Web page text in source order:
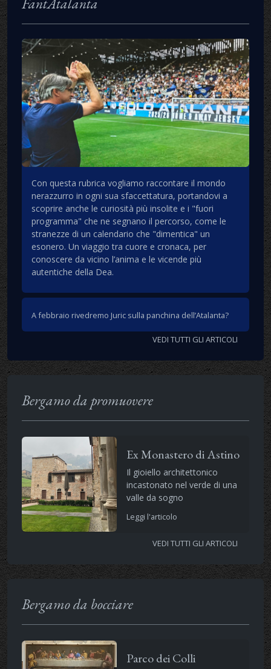
Con questa rubrica vogliamo raccontare il mondo
nerazzurro in ogni sua sfaccettatura, portandovi a
scoprire anche le curiosità più insolite e i "fuori
programma" che ne segnano il percorso, come le
stranezze di un calendario che "dimentica" un
esonero. Un viaggio tra cuore e cronaca, per
conoscere da vicino l’anima e le vicende più
autentiche della Dea.
A febbraio rivedremo Juric sulla panchina dell’Atalanta?
VEDI TUTTI GLI ARTICOLI
Bergamo da promuovere
Ex Monastero di Astino
Il gioiello architettonico
incastonato nel verde di una
valle da sogno
Leggi l'articolo
VEDI TUTTI GLI ARTICOLI
Bergamo da bocciare
Parco dei Colli